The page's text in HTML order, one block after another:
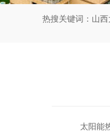
热搜关键词： 山
太阳能